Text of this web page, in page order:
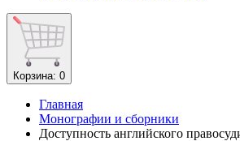
Корзина: 0
Главная
Монографии и сборники
Доступность английского